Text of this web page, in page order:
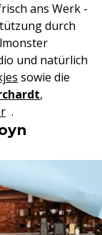
ans Werk -
durch
und natürlich
sowie die
,
.